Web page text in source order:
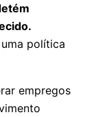
política
empregos